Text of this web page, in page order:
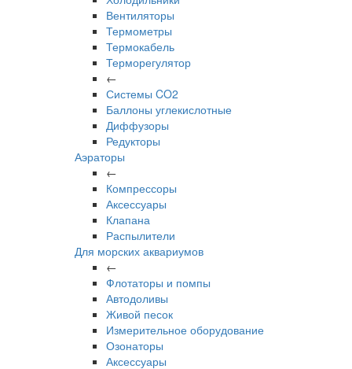
Вентиляторы
Термометры
Термокабель
Терморегулятор
←
Системы CO2
Баллоны углекислотные
Диффузоры
Редукторы
Аэраторы
←
Компрессоры
Аксессуары
Клапана
Распылители
Для морских аквариумов
←
Флотаторы и помпы
Автодоливы
Живой песок
Измерительное оборудование
Озонаторы
Аксессуары